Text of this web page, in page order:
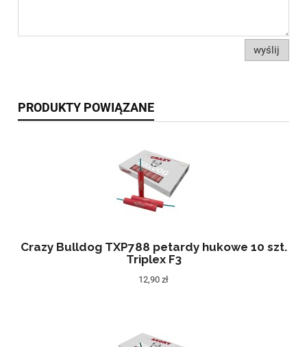
wyślij
PRODUKTY POWIĄZANE
Crazy Bulldog TXP788 petardy hukowe 10 szt.
Triplex F3
12,90 zł